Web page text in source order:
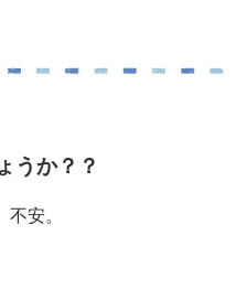
うか？？
安。